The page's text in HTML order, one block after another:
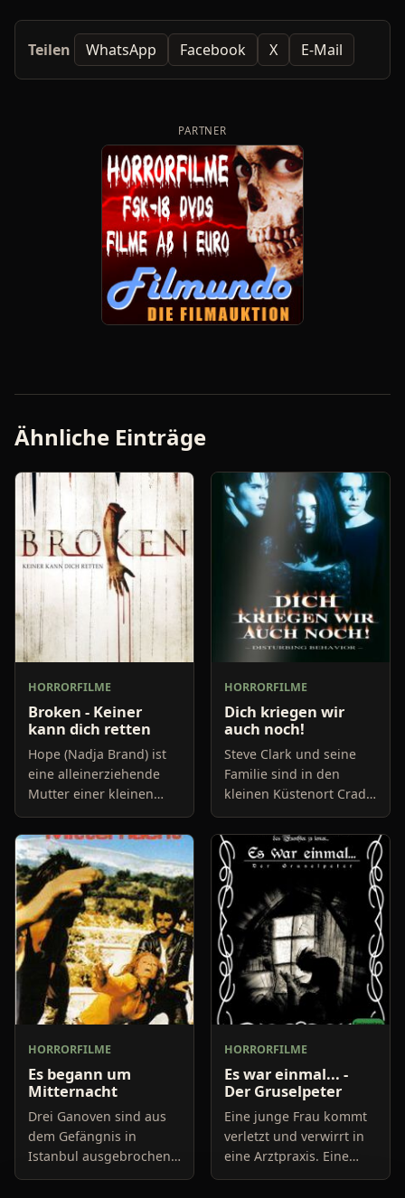
Teilen WhatsApp Facebook X E-Mail
PARTNER
Ähnliche Einträge
HORRORFILME
Broken - Keiner
kann dich retten
Hope (Nadja Brand) ist
eine alleinerziehende
Mutter einer kleinen
Tochter, die es immer
wieder zu Blinddates
zieht. Nachdem sie sich
an einem Abend wieder
einm
HORRORFILME
Dich kriegen wir
auch noch!
Steve Clark und seine
Familie sind in den
kleinen Küstenort Cradle
Bay gezogen um hier
ihre Vergangenheit
vergessen zu machen.
Steves älterer Bruder
hatte si
HORRORFILME
Es begann um
Mitternacht
Drei Ganoven sind aus
dem Gefängnis in
Istanbul ausgebrochen.
Es sind der "Skorpion",
HORRORFILME
Es war einmal... -
Der Gruselpeter
Eine junge Frau kommt
verletzt und verwirrt in
eine Arztpraxis. Eine
Krankenschwester ist